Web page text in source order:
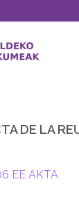
DE LA
EE AKTA